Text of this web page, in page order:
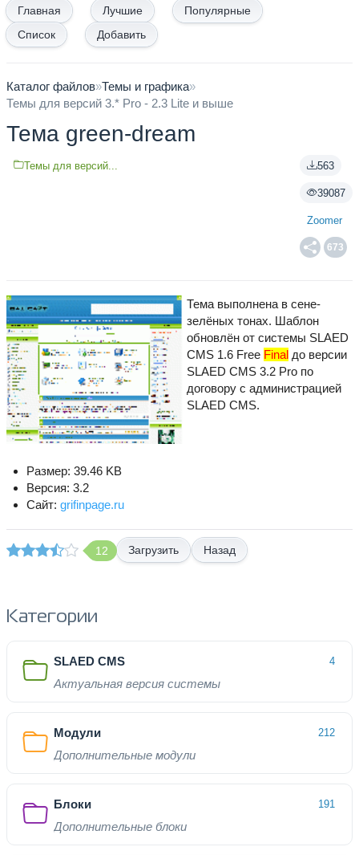
Главная Лучшие
Популярные
Список
Добавить
Каталог файлов»Темы и графика»
Темы для версий 3.* Pro - 2.3 Lite и выше
Тема green-dream
563
39087
Zoomer
673
Темы для версий...
Тема выполнена в сене-
зелёных тонах. Шаблон
обновлён от системы SLAED
CMS 1.6 Free Final до версии
SLAED CMS 3.2 Pro по
договору с администрацией
SLAED CMS.
Размер: 39.46 KB
Версия: 3.2
Сайт: grifinpage.ru
12 Назад
Категории
SLAED CMS 4
Актуальная версия системы
Модули 212
Дополнительные модули
Блоки 191
Дополнительные блоки